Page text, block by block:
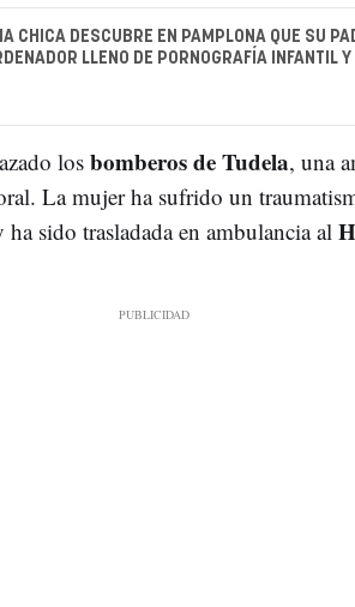
CHICA DESCUBRE EN PAMPLONA QUE SU
LLENO DE PORNOGRAFÍA INFANTIL
los bomberos de Tudela, una
La mujer ha sufrido un
sido trasladada en ambulancia al